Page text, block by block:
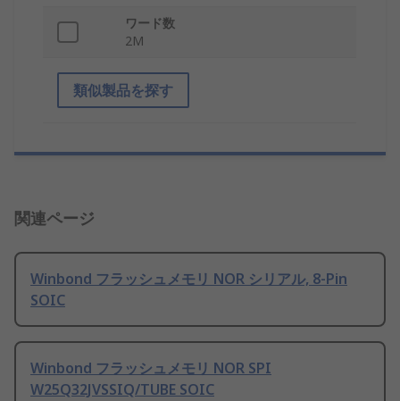
ワード数
2M
類似製品を探す
関連ページ
Winbond フラッシュメモリ NOR シリアル, 8-Pin
SOIC
Winbond フラッシュメモリ NOR SPI
W25Q32JVSSIQ/TUBE SOIC